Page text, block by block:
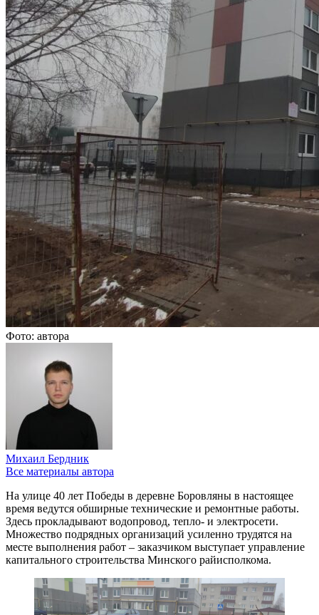
Фото: автора
Михаил Бердник
Все материалы автора
На улице 40 лет Победы в деревне Боровляны в настоящее
время ведутся обширные технические и ремонтные работы.
Здесь прокладывают водопровод, тепло- и электросети.
Множество подрядных организаций усиленно трудятся на
месте выполнения работ – заказчиком выступает управление
капитального строительства Минского райисполкома.